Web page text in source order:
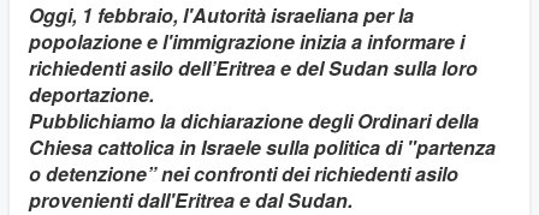
Oggi, 1 febbraio, l'Autorità israeliana per la
popolazione e l'immigrazione inizia a informare i
richiedenti asilo dell’Eritrea e del Sudan sulla loro
deportazione.
Pubblichiamo la dichiarazione degli Ordinari della
Chiesa cattolica in Israele sulla politica di "partenza
o detenzione” nei confronti dei richiedenti asilo
provenienti dall'Eritrea e dal Sudan.